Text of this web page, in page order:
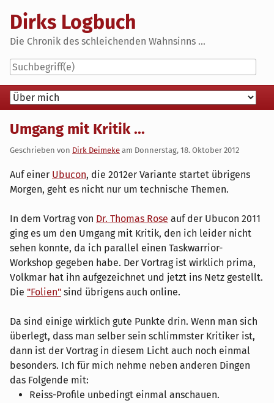
content
Dirks Logbuch
Die Chronik des schleichenden Wahnsinns ...
Navigation
Umgang mit Kritik ...
Geschrieben von Dirk Deimeke am Donnerstag, 18. Oktober 2012
Auf einer Ubucon, die 2012er Variante startet übrigens
Morgen, geht es nicht nur um technische Themen.
In dem Vortrag von Dr. Thomas Rose auf der Ubucon 2011
ging es um den Umgang mit Kritik, den ich leider nicht
sehen konnte, da ich parallel einen Taskwarrior-
Workshop gegeben habe. Der Vortrag ist wirklich prima,
Volkmar hat ihn aufgezeichnet und jetzt ins Netz gestellt.
Die "Folien" sind übrigens auch online.
Da sind einige wirklich gute Punkte drin. Wenn man sich
überlegt, dass man selber sein schlimmster Kritiker ist,
dann ist der Vortrag in diesem Licht auch noch einmal
besonders. Ich für mich nehme neben anderen Dingen
das Folgende mit:
Reiss-Profile unbedingt einmal anschauen.